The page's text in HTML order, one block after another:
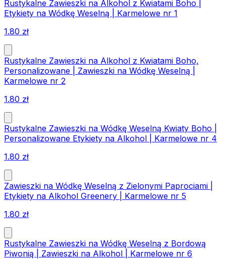
Rustykalne Zawieszki na Alkohol z Kwiatami Boho |
Etykiety na Wódkę Weselną | Karmelowe nr 1
1.80 zł
Rustykalne Zawieszki na Alkohol z Kwiatami Boho,
Personalizowane | Zawieszki na Wódkę Weselną |
Karmelowe nr 2
1.80 zł
Rustykalne Zawieszki na Wódkę Weselną Kwiaty Boho |
Personalizowane Etykiety na Alkohol | Karmelowe nr 4
1.80 zł
Zawieszki na Wódkę Weselną z Zielonymi Paprociami |
Etykiety na Alkohol Greenery | Karmelowe nr 5
1.80 zł
Rustykalne Zawieszki na Wódkę Weselną z Bordową
Piwonią | Zawieszki na Alkohol | Karmelowe nr 6